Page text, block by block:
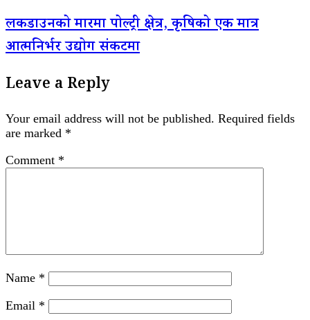
लकडाउनको मारमा पोल्ट्री क्षेत्र, कृषिको एक मात्र
आत्मनिर्भर उद्योग संकटमा
Leave a Reply
Your email address will not be published. Required fields
are marked *
Comment *
Name *
Email *